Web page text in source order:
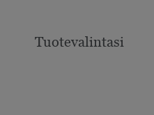
Tuotevalintasi